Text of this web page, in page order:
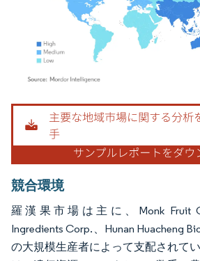
画像 © Mordor Intelligence。再利用にはCC BY
競合環境
羅漢果市場は主に、Monk Fruit
Ingredients Corp.、Hunan Huacheng
の大規模生産者によって支配されて